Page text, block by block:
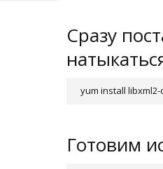
Сразу
yum install
Готовим